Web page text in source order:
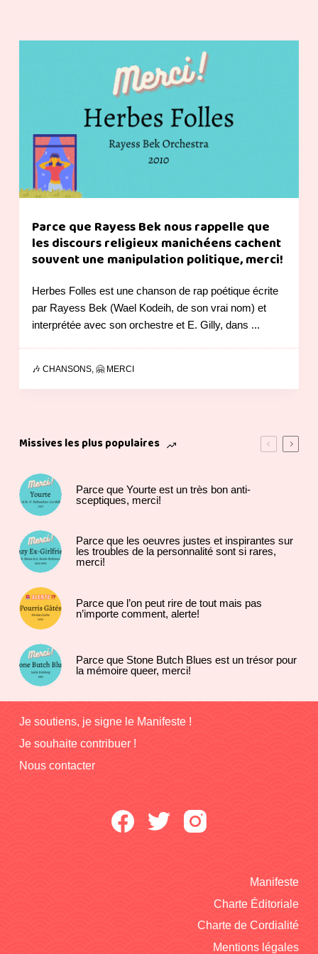
Parce que Rayess Bek nous rappelle que
les discours religieux manichéens cachent
souvent une manipulation politique, merci!
Herbes Folles est une chanson de rap poétique écrite
par Rayess Bek (Wael Kodeih, de son vrai nom) et
interprétée avec son orchestre et E. Gilly, dans ...
🎶 CHANSONS, 🤗 MERCI
Missives les plus populaires
Parce que Yourte est un très bon anti-
sceptiques, merci!
Parce que les oeuvres justes et inspirantes sur
les troubles de la personnalité sont si rares,
merci!
Parce que l’on peut rire de tout mais pas
n’importe comment, alerte!
Parce que Stone Butch Blues est un trésor pour
la mémoire queer, merci!
Je soutiens, je signe le Manifeste !
Je souhaite contribuer !
Nous contacter
Manifeste
Charte Éditoriale
Charte de Cordialité
Mentions légales